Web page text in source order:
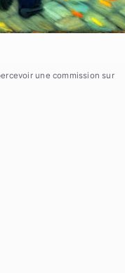
une commission sur